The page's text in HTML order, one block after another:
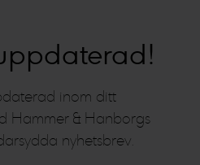
inom ditt
Hammer & Hanborgs
nyhetsbrev.